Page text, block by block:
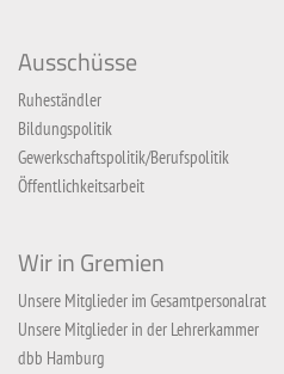
Ausschüsse
Ruheständler
Bildungspolitik
Gewerkschaftspolitik/Berufspolitik
Öffentlichkeitsarbeit
Wir in Gremien
Unsere Mitglieder im Gesamtpersonalrat
Unsere Mitglieder in der Lehrerkammer
dbb Hamburg